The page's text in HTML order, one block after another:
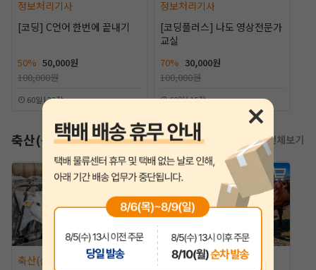
정보처리기사
[코딩] C언어 한번에 끝내기
50% 50,000원
100,000원
60일 | 32강
정보처리기사
[코딩플러스] 나도 영상전문가
교실
70% 30,000원
100,000원
60일 | 15강
축산(산업)기사 전체보기
축산(산업)기사
축산(산업)기사